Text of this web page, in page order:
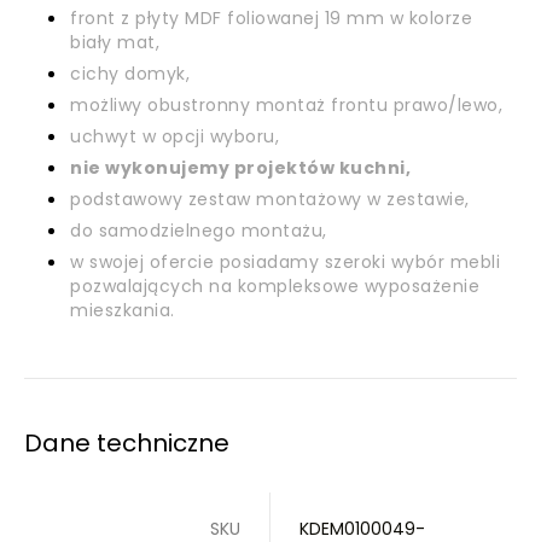
front z płyty MDF foliowanej 19 mm w kolorze
biały mat,
cichy domyk,
możliwy obustronny montaż frontu prawo/lewo,
uchwyt w opcji wyboru,
nie wykonujemy projektów kuchni,
podstawowy zestaw montażowy w zestawie,
do samodzielnego montażu,
w swojej ofercie posiadamy szeroki wybór mebli
pozwalających na kompleksowe wyposażenie
mieszkania.
Dane techniczne
SKU
KDEM0100049-